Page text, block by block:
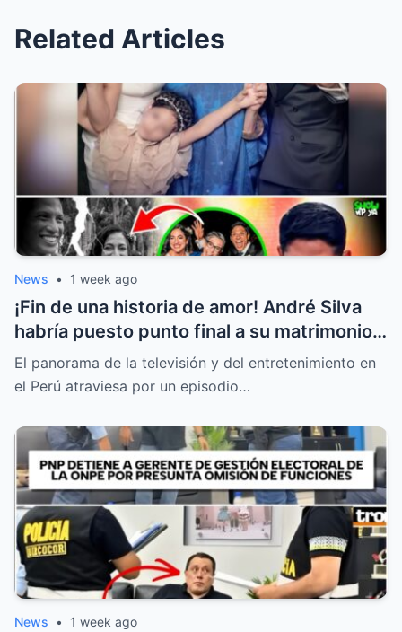
Related Articles
News • 1 week ago
¡Fin de una historia de amor! André Silva
habría puesto punto final a su matrimonio
con la hija de Michelle Alexander
El panorama de la televisión y del entretenimiento en
el Perú atraviesa por un episodio…
News • 1 week ago